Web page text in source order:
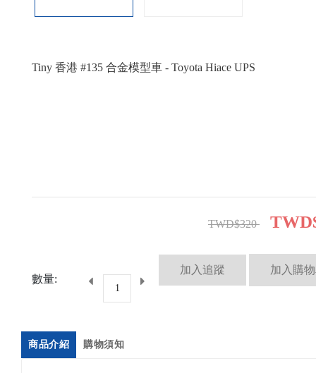
Tiny 香港 #135 合金模型車 - Toyota Hiace UPS
TWD$320
數量:
商品介紹 購物須知